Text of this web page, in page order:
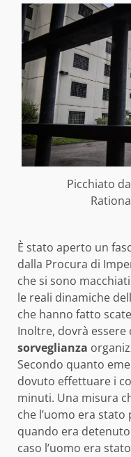
Picchiato
È stato aperto un
dalla Procura di
che si sono
le reali dinamiche
che hanno fatto
Inoltre, dovrà essere
sorveglianza
Secondo quanto
dovuto effettuare i
minuti. Una misura
che l’uomo era
quando era
caso l’uomo era